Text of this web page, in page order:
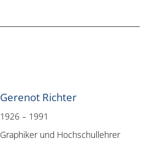
Gerenot Richter
1926 – 1991
Graphiker und Hochschullehrer